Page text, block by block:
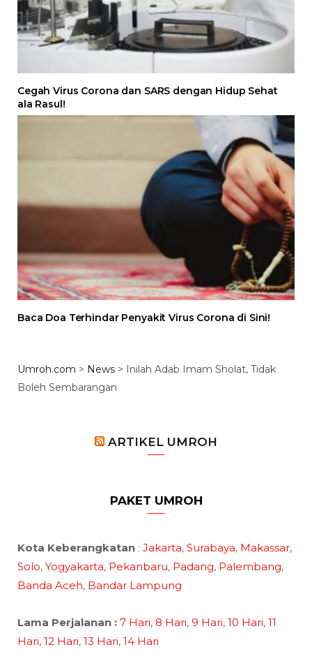
Cegah Virus Corona dan SARS dengan Hidup Sehat
ala Rasul!
Baca Doa Terhindar Penyakit Virus Corona di Sini!
Umroh.com > News > Inilah Adab Imam Sholat, Tidak
Boleh Sembarangan
ARTIKEL UMROH
PAKET UMROH
Kota Keberangkatan : Jakarta, Surabaya, Makassar,
Solo, Yogyakarta, Pekanbaru, Padang, Palembang,
Banda Aceh, Bandar Lampung
Lama Perjalanan : 7 Hari, 8 Hari, 9 Hari, 10 Hari, 11
Hari, 12 Hari, 13 Hari, 14 Hari